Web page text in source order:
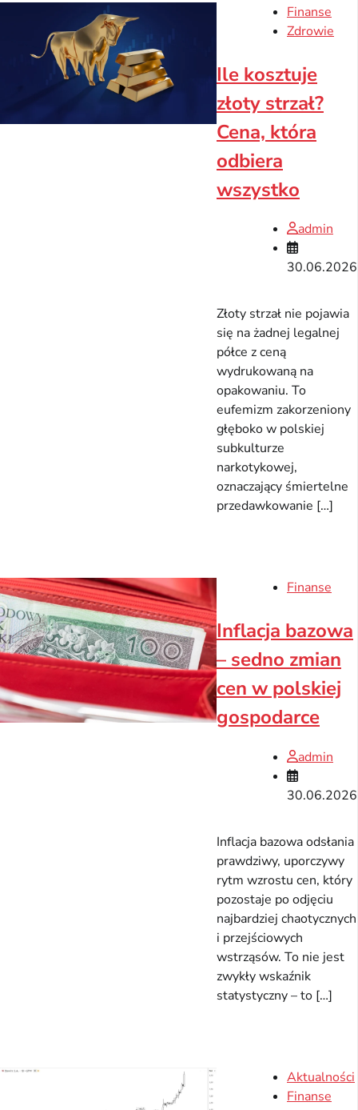
Finanse
Zdrowie
Ile kosztuje
złoty strzał?
Cena, która
odbiera
wszystko
admin
30.06.2026
Złoty strzał nie pojawia
się na żadnej legalnej
półce z ceną
wydrukowaną na
opakowaniu. To
eufemizm zakorzeniony
głęboko w polskiej
subkulturze
narkotykowej,
oznaczający śmiertelne
przedawkowanie […]
Finanse
Inflacja bazowa
– sedno zmian
cen w polskiej
gospodarce
admin
30.06.2026
Inflacja bazowa odsłania
prawdziwy, uporczywy
rytm wzrostu cen, który
pozostaje po odjęciu
najbardziej chaotycznych
i przejściowych
wstrząsów. To nie jest
zwykły wskaźnik
statystyczny – to […]
Aktualności
Finanse